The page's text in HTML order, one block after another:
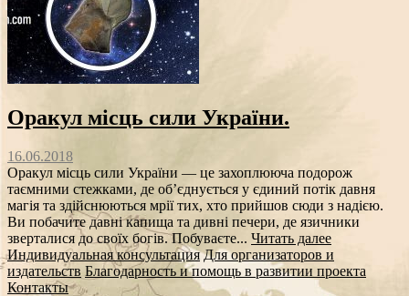
Оракул місць сили України.
16.06.2018
Оракул місць сили України — це захоплююча подорож
таємними стежками, де об’єднується у єдиний потік давня
магія та здійснюються мрії тих, хто прийшов сюди з надією.
Ви побачите давні капища та дивні печери, де язичники
зверталися до своїх богів. Побуваєте... Читать далее
Индивидуальная консультация Для организаторов и
издательств Благодарность и помощь в развитии проекта
Контакты